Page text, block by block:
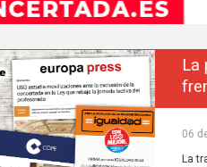
La prensa nacional
frente al Proyecto
06 de Mayo, publicado en
La tramitación del Proyecto